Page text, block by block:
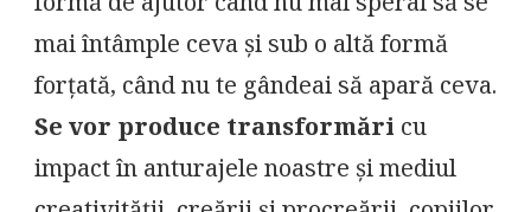
mai întâmple ceva și sub o altă formă
forțată, când nu te gândeai să apară ceva.
Se vor produce transformări cu
impact în anturajele noastre și mediul